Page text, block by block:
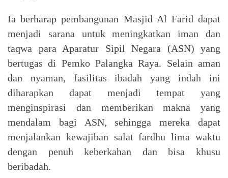
Ia berharap pembangunan Masjid Al Farid dapat
menjadi sarana untuk meningkatkan iman dan
taqwa para Aparatur Sipil Negara (ASN) yang
bertugas di Pemko Palangka Raya. Selain aman
dan nyaman, fasilitas ibadah yang indah ini
diharapkan dapat menjadi tempat yang
menginspirasi dan memberikan makna yang
mendalam bagi ASN, sehingga mereka dapat
menjalankan kewajiban salat fardhu lima waktu
dengan penuh keberkahan dan bisa khusu
beribadah.